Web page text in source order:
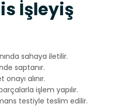
İşleyiş
sahaya iletilir.
saptanır.
alınır.
işlem yapılır.
testiyle teslim edilir.